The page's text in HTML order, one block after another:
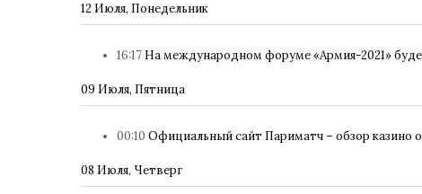
12 Июля, Понедельник
16:17 На международном форуме «Армия-2021»
09 Июля, Пятница
00:10 Официальный сайт Париматч – обзор казино
08 Июля, Четверг